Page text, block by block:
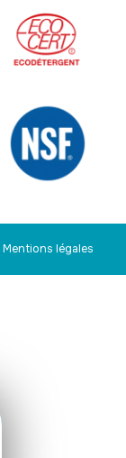
Mentions légales